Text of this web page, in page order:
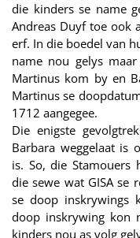
die kinders se name
Andreas Duyf toe ook
erf. In die boedel van
name nou gelys
Martinus kom by en
Martinus se
1712 aangegee.
Die enigste
Barbara weggelaat is
is. So, die Stamouers
die sewe wat GISA se
se doop inskrywings
doop inskrywing kon
kinders nou as volg